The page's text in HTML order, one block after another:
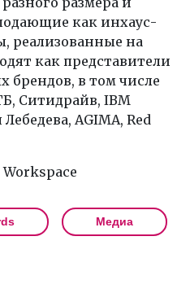
как инхаус-
реализованные на
как представители
брендов, в том числе
Ситидрайв, IBM
AGIMA, Red
Медиа